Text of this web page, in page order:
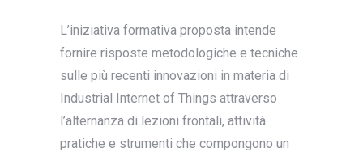
L’iniziativa formativa proposta intende
fornire risposte metodologiche e tecniche
sulle più recenti innovazioni in materia di
Industrial Internet of Things attraverso
l’alternanza di lezioni frontali, attività
pratiche e strumenti che compongono un